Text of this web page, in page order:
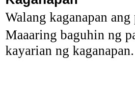
Walang kaganapan
Maaaring baguhin ng
kayarian ng kaganapan.